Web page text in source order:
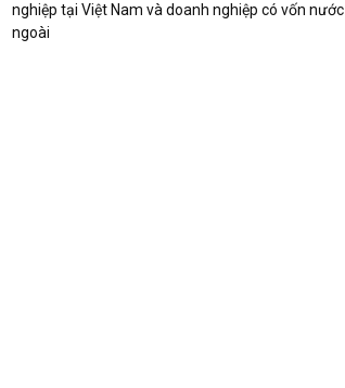
nghiệp tại Việt Nam và doanh nghiệp có vốn nước
ngoài